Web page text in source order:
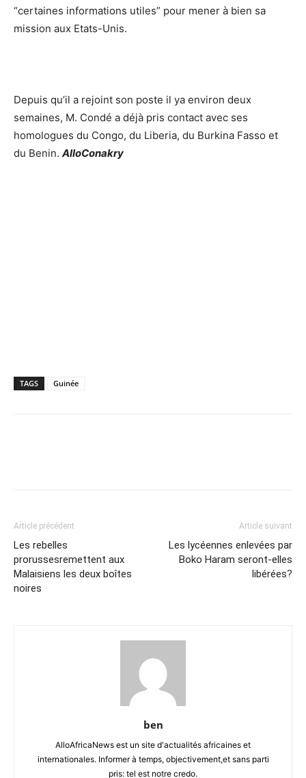
“certaines informations utiles” pour mener à bien sa
mission aux Etats-Unis.
Depuis qu’il a rejoint son poste il ya environ deux
semaines, M. Condé a déjà pris contact avec ses
homologues du Congo, du Liberia, du Burkina Fasso et
du Benin. AlloConakry
TAGS Guinée
Article précédent
Les rebelles
prorussesremettent aux
Malaisiens les deux boîtes
noires
Article suivant
Les lycéennes enlevées par
Boko Haram seront-elles
libérées?
ben
AlloAfricaNews est un site d'actualités africaines et
internationales. Informer à temps, objectivement,et sans parti
pris: tel est notre credo.